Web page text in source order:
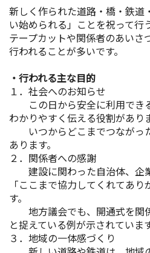
新しく作られた道路・橋・鉄道
い始められる」ことを祝って行
テープカットや関係者のあいさ
行われることが多いです。
・行われる主な目的
１．社会へのお知らせ
この日から安全に利用でき
わかりやすく伝える役割があり
いつからどこまでつながっ
あります。
２．関係者への感謝
建設に関わった自治体、企
「ここまで協力してくれてあ
す。
地方議会でも、開通式を関
と捉えている例が示されています
３．地域の一体感づくり